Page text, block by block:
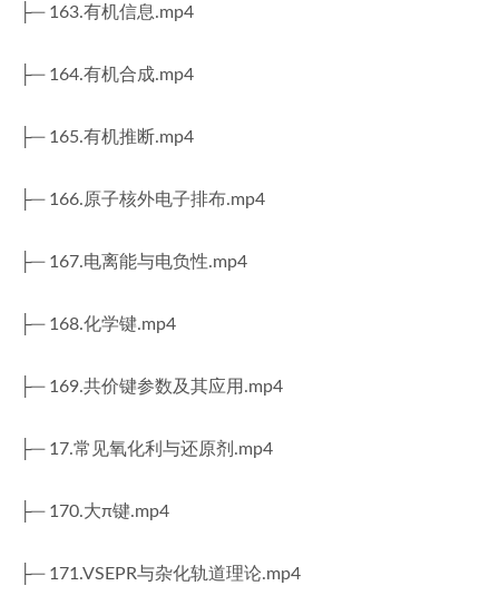
├─ 163.有机信息.mp4
├─ 164.有机合成.mp4
├─ 165.有机推断.mp4
├─ 166.原子核外电子排布.mp4
├─ 167.电离能与电负性.mp4
├─ 168.化学键.mp4
├─ 169.共价键参数及其应用.mp4
├─ 17.常见氧化利与还原剂.mp4
├─ 170.大π键.mp4
├─ 171.VSEPR与杂化轨道理论.mp4